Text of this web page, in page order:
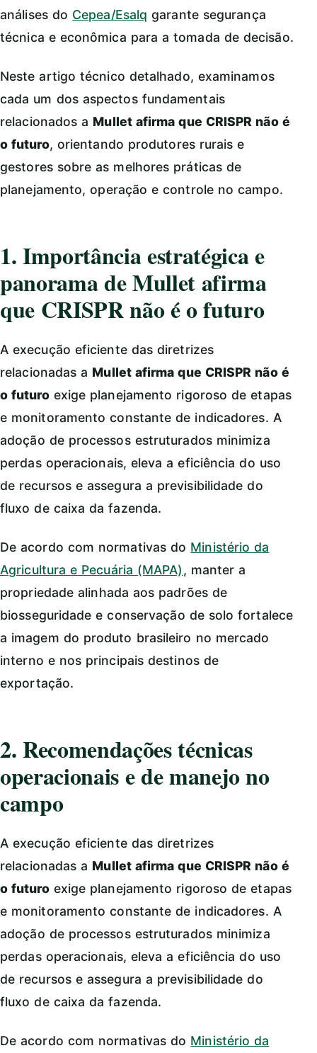
análises do Cepea/Esalq garante segurança
técnica e econômica para a tomada de decisão.
Neste artigo técnico detalhado, examinamos
cada um dos aspectos fundamentais
relacionados a Mullet afirma que CRISPR não é
o futuro, orientando produtores rurais e
gestores sobre as melhores práticas de
planejamento, operação e controle no campo.
1. Importância estratégica e
panorama de Mullet afirma
que CRISPR não é o futuro
A execução eficiente das diretrizes
relacionadas a Mullet afirma que CRISPR não é
o futuroexige planejamento rigoroso de etapas
e monitoramento constante de indicadores. A
adoção de processos estruturados minimiza
perdas operacionais, eleva a eficiência do uso
de recursos e assegura a previsibilidade do
fluxo de caixa da fazenda.
De acordo com normativas do Ministério da
Agricultura e Pecuária (MAPA), manter a
propriedade alinhada aos padrões de
biosseguridade e conservação de solo fortalece
a imagem do produto brasileiro no mercado
interno e nos principais destinos de
exportação.
2. Recomendações técnicas
operacionais e de manejo no
campo
A execução eficiente das diretrizes
relacionadas a Mullet afirma que CRISPR não é
o futuroexige planejamento rigoroso de etapas
e monitoramento constante de indicadores. A
adoção de processos estruturados minimiza
perdas operacionais, eleva a eficiência do uso
de recursos e assegura a previsibilidade do
fluxo de caixa da fazenda.
De acordo com normativas do Ministério da